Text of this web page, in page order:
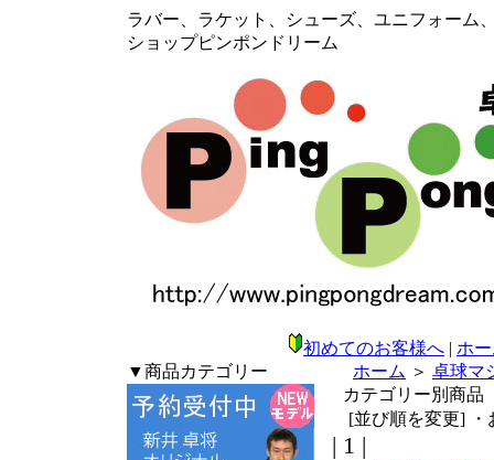
ラバー、ラケット、シューズ、ユニフォーム
ショップピンポンドリーム
初めてのお客様へ | ホ
▼商品カテゴリー
ホーム ＞ 卓球マ
カテゴリー別商品
[並び順を変更]
| 1 |